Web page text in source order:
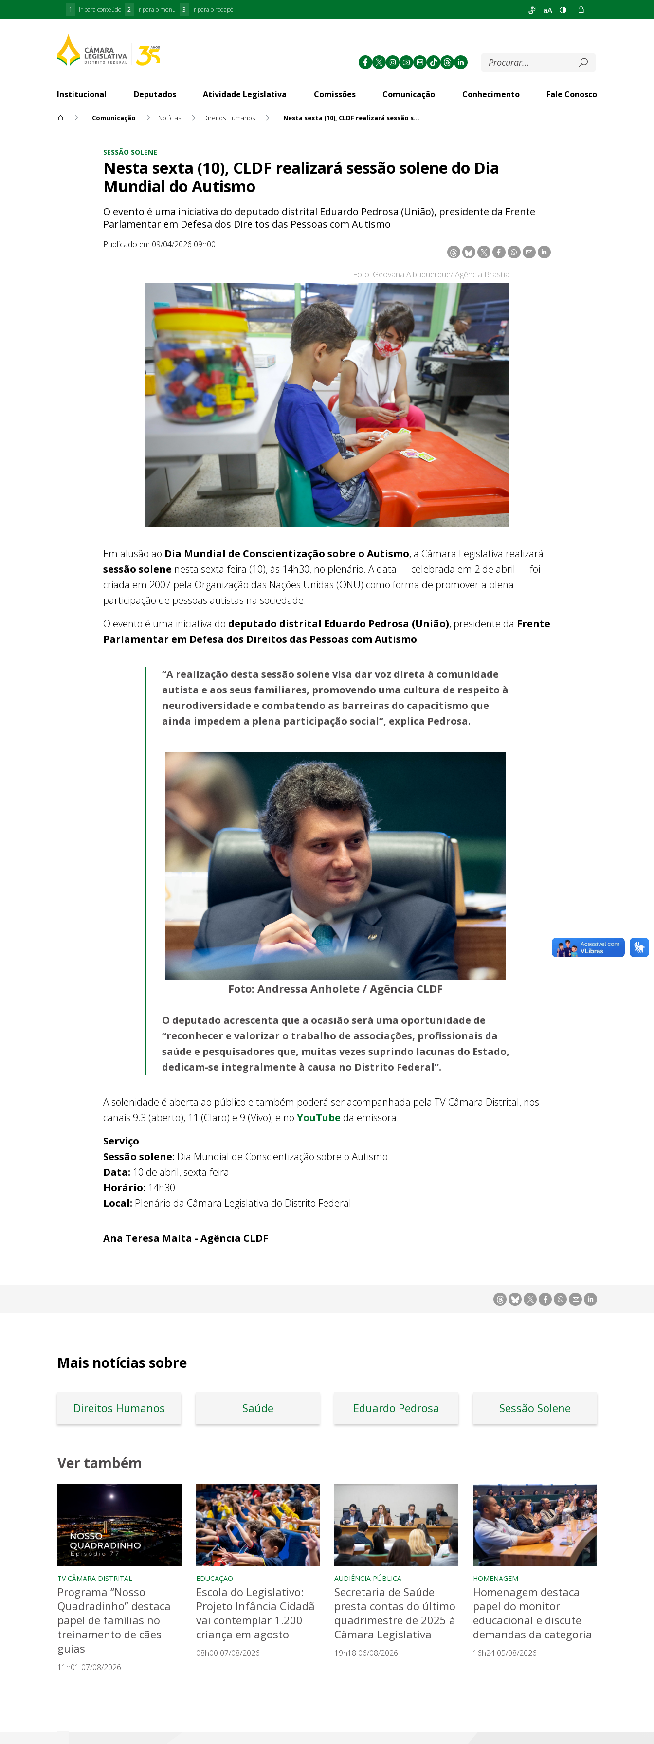
1 Ir para conteúdo 2 Ir para o menu 3 Ir para o rodapé aA
Institucional Deputados Atividade Legislativa Comissões Comunicação Conhecimento Fale Conosco
Comunicação Notícias Direitos Humanos Nesta sexta (10), CLDF realizará sessão solene do Dia Mundial do Autismo
SESSÃO SOLENE
Nesta sexta (10), CLDF realizará sessão solene do Dia
Mundial do Autismo
O evento é uma iniciativa do deputado distrital Eduardo Pedrosa (União), presidente da Frente
Parlamentar em Defesa dos Direitos das Pessoas com Autismo
Publicado em 09/04/2026 09h00
Foto: Geovana Albuquerque/ Agência Brasília
Em alusão ao Dia Mundial de Conscientização sobre o Autismo, a Câmara Legislativa realizará
sessão solene nesta sexta-feira (10), às 14h30, no plenário. A data — celebrada em 2 de abril — foi
criada em 2007 pela Organização das Nações Unidas (ONU) como forma de promover a plena
participação de pessoas autistas na sociedade.
O evento é uma iniciativa do deputado distrital Eduardo Pedrosa (União), presidente da Frente
Parlamentar em Defesa dos Direitos das Pessoas com Autismo.
“A realização desta sessão solene visa dar voz direta à comunidade
autista e aos seus familiares, promovendo uma cultura de respeito à
neurodiversidade e combatendo as barreiras do capacitismo que
ainda impedem a plena participação social”, explica Pedrosa.
Foto: Andressa Anholete / Agência CLDF
O deputado acrescenta que a ocasião será uma oportunidade de
“reconhecer e valorizar o trabalho de associações, profissionais da
saúde e pesquisadores que, muitas vezes suprindo lacunas do Estado,
dedicam-se integralmente à causa no Distrito Federal”.
A solenidade é aberta ao público e também poderá ser acompanhada pela TV Câmara Distrital, nos
canais 9.3 (aberto), 11 (Claro) e 9 (Vivo), e no YouTube da emissora.
Serviço
Sessão solene: Dia Mundial de Conscientização sobre o Autismo
Data: 10 de abril, sexta-feira
Horário: 14h30
Local: Plenário da Câmara Legislativa do Distrito Federal
Ana Teresa Malta - Agência CLDF
Mais notícias sobre
Direitos Humanos Saúde Eduardo Pedrosa Sessão Solene
Ver também
TV CÂMARA DISTRITAL
Programa “Nosso
Quadradinho” destaca
papel de famílias no
treinamento de cães
guias
11h01 07/08/2026
EDUCAÇÃO
Escola do Legislativo:
Projeto Infância Cidadã
vai contemplar 1.200
criança em agosto
08h00 07/08/2026
AUDIÊNCIA PÚBLICA
Secretaria de Saúde
presta contas do último
quadrimestre de 2025 à
Câmara Legislativa
19h18 06/08/2026
HOMENAGEM
Homenagem destaca
papel do monitor
educacional e discute
demandas da categoria
16h24 05/08/2026